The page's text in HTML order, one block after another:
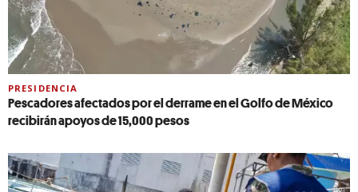
PRESIDENCIA
Pescadores afectados por el derrame en el Golfo de México
recibirán apoyos de 15,000 pesos